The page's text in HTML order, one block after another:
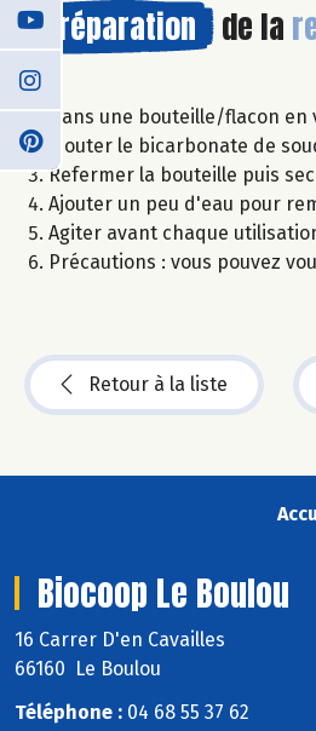
Préparation de la
Dans une bouteille/flacon en
Ajouter le bicarbonate de
Refermer la bouteille puis
Ajouter un peu d'eau pour
Agiter avant chaque
Précautions : vous pouvez
Retour à la liste
Biocoop Le Boulou
16 Carrer D'en Cavailles
66160 Le Boulou
Téléphone : 04 68 55 37 62